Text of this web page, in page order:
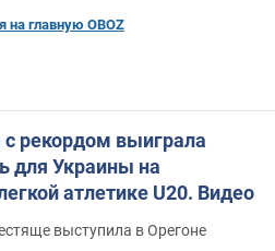
на главную OBOZ
рекордом выиграла
для Украины на
атлетике U20. Видео
выступила в Орегоне